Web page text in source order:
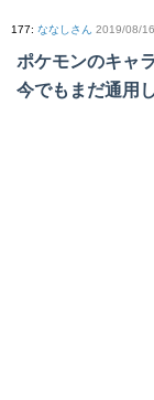
177: ななしさん 2019/08/
ポケモンのキャ
今でもまだ通用